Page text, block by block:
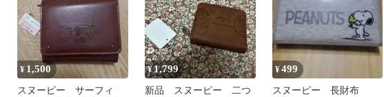
¥ 1,500
スヌーピー サーフィ
¥1,799
新品 スヌーピー 二つ
¥499
スヌーピー 長財布